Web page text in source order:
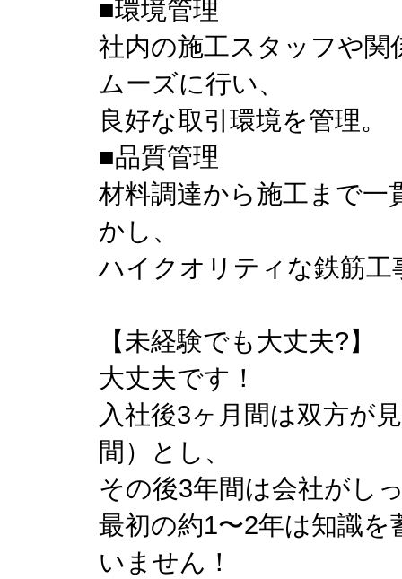
■環境管理
社内の施工スタッフや関
ムーズに行い、
良好な取引環境を管理。
■品質管理
材料調達から施工まで一
かし、
ハイクオリティな鉄筋工
【未経験でも大丈夫?】
大丈夫です！
入社後3ヶ月間は双方が
間）とし、
その後3年間は会社がし
最初の約1〜2年は知識を
いません！